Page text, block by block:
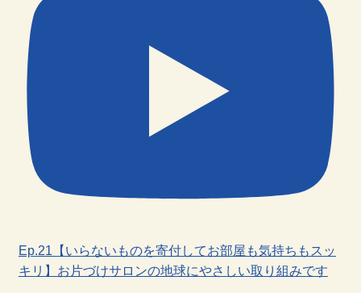
Ep.21【いらないものを寄付してお部屋も気持ちもスッ
キリ】お片づけサロンの地球にやさしい取り組みです